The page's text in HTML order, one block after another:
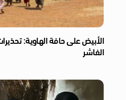
الأبيض على حافة الهاوية:
الفاشر